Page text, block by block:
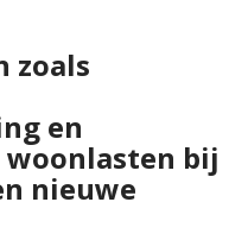
zoals
en
bij
nieuwe